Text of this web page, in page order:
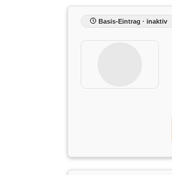
Basis-Eintrag · inaktiv